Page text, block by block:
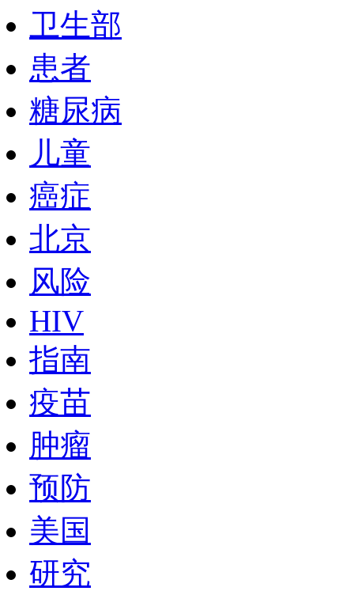
卫生部
患者
糖尿病
儿童
癌症
北京
风险
HIV
指南
疫苗
肿瘤
预防
美国
研究